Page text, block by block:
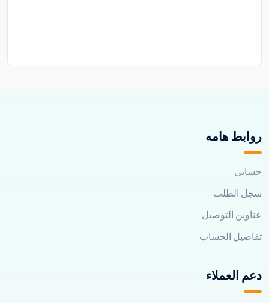
روابط هامه
حسابي
سجل الطلب
عناوين التوصيل
تفاصيل الحساب
دعم العملاء